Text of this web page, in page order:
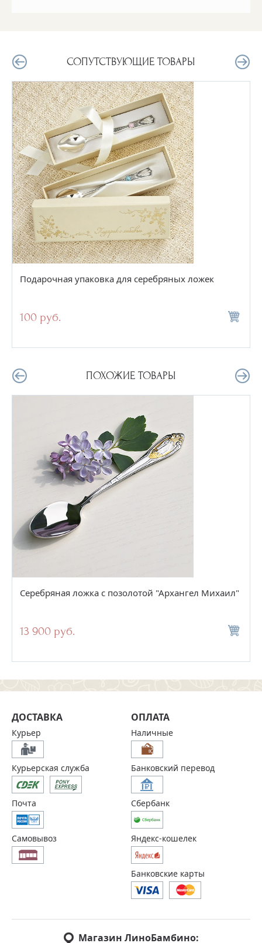
СОПУТСТВУЮЩИЕ ТОВАРЫ
Подарочная упаковка для серебряных ложек
100 руб.
ПОХОЖИЕ ТОВАРЫ
Серебряная ложка с позолотой "Архангел Михаил"
13 900 руб.
Магазин ЛиноБамбино:
ДОСТАВКА
Курьер
Курьерская служба
Почта
Самовывоз
ОПЛАТА
Наличные
Банковский перевод
Сбербанк
Яндекс-кошелек
Банковские карты